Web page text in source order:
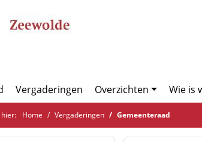
pagina
Vergaderingen Overzichten Wie is
Home Vergaderingen Gemeenteraad